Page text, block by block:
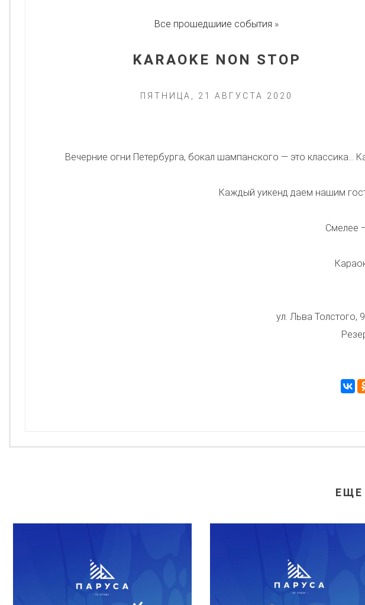
Все прошедшиие события »
​​​​​KARAOKE NON STOP
ПЯТНИЦА, 21 АВГУСТА 2020
​​​​Вечерние огни Петербурга, бокал шампанского — это классика…
Каждый уикенд даем нашим
Смелее
ул. Льва Толстого,